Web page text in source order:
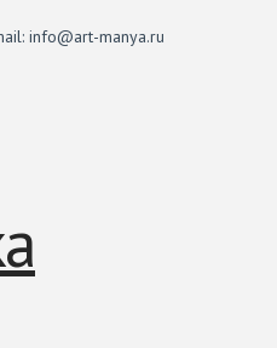
info@art-manya.ru